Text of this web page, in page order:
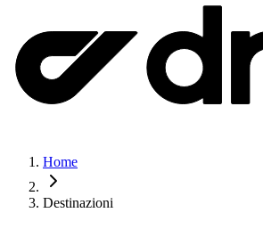
Home
Destinazioni